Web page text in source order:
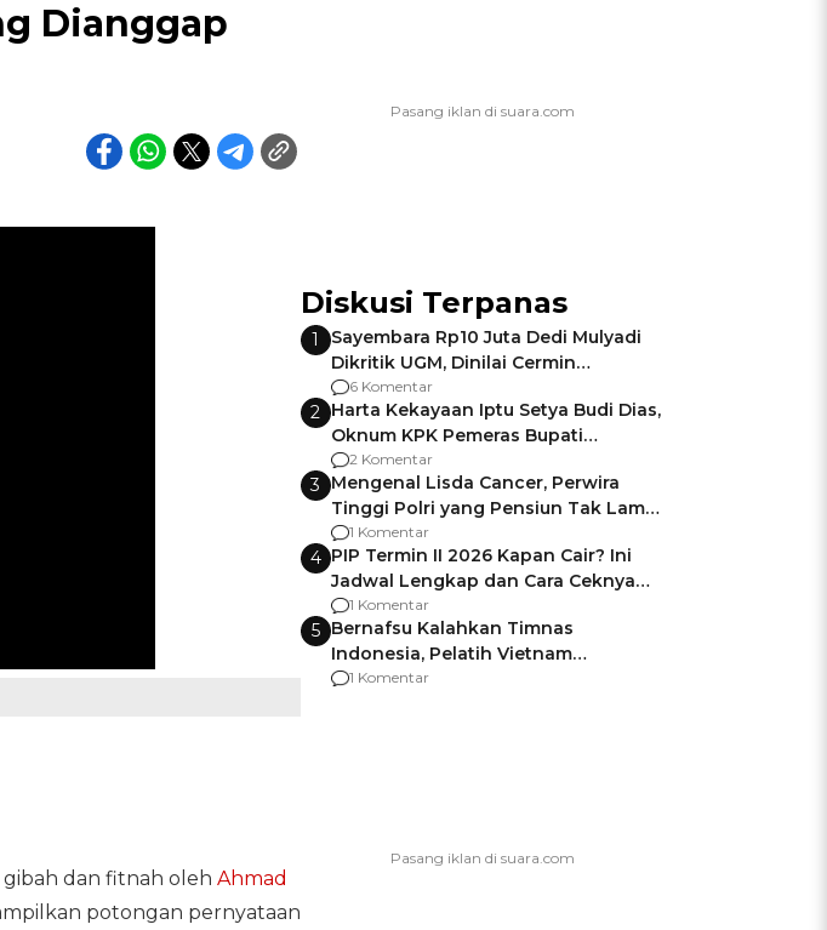
Dianggap
dan fitnah oleh Ahmad
potongan pernyataan
Diskusi Terpanas
1
Sayembara Rp10 Juta Dedi Mulyadi
Dikritik UGM, Dinilai Cermin
Gagalnya Negara Jamin Keamanan
6 Komentar
2 Harta Kekayaan Iptu Setya Budi Dias,
Oknum KPK Pemeras Bupati
Pemalang
2 Komentar
3 Mengenal Lisda Cancer, Perwira
Tinggi Polri yang Pensiun Tak Lama
Usai Jadi Brigjen
1 Komentar
4 PIP Termin II 2026 Kapan Cair? Ini
Jadwal Lengkap dan Cara Ceknya
agar Dana Tidak Hangus!
1 Komentar
5 Bernafsu Kalahkan Timnas
Indonesia, Pelatih Vietnam
Berencana Pakai Jimat di Pakansari
1 Komentar